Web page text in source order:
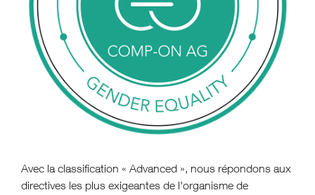
Avec la classification « Advanced », nous répondons aux
directives les plus exigeantes de l'organisme de